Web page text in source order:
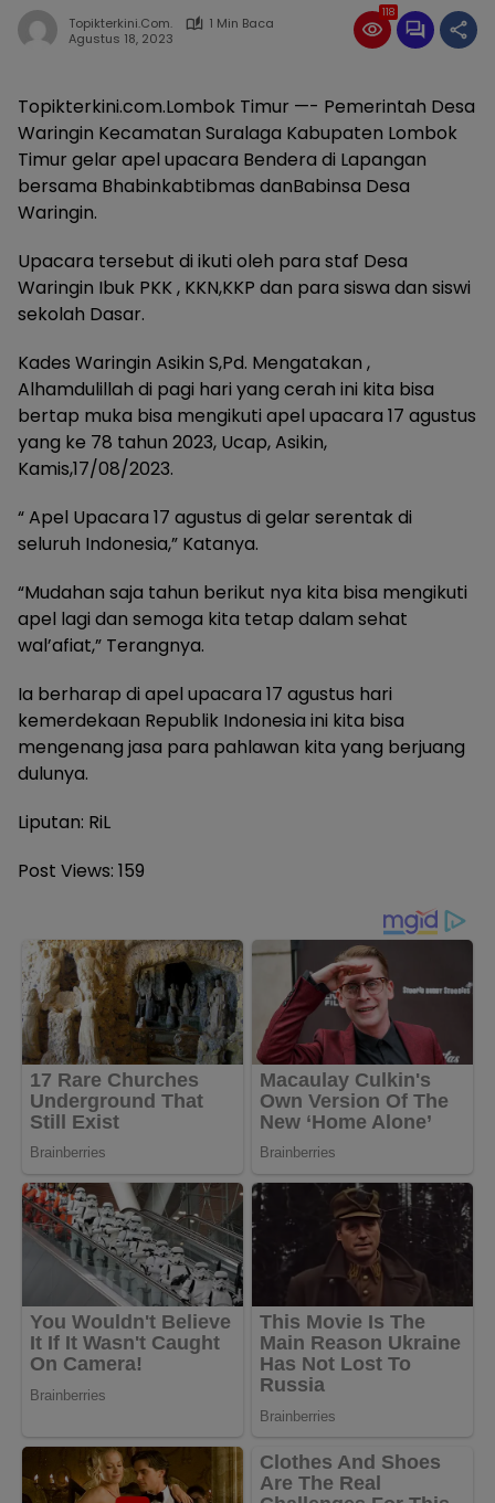
Topikterkini.com.
1 Min Baca
Agustus 18, 2023
118
Topikterkini.com.Lombok Timur —- Pemerintah Desa
Waringin Kecamatan Suralaga Kabupaten Lombok
Timur gelar apel upacara Bendera di Lapangan
bersama Bhabinkabtibmas danBabinsa Desa
Waringin.
Upacara tersebut di ikuti oleh para staf Desa
Waringin Ibuk PKK , KKN,KKP dan para siswa dan siswi
sekolah Dasar.
Kades Waringin Asikin S,Pd. Mengatakan ,
Alhamdulillah di pagi hari yang cerah ini kita bisa
bertap muka bisa mengikuti apel upacara 17 agustus
yang ke 78 tahun 2023, Ucap, Asikin,
Kamis,17/08/2023.
“ Apel Upacara 17 agustus di gelar serentak di
seluruh Indonesia,” Katanya.
“Mudahan saja tahun berikut nya kita bisa mengikuti
apel lagi dan semoga kita tetap dalam sehat
wal’afiat,” Terangnya.
Ia berharap di apel upacara 17 agustus hari
kemerdekaan Republik Indonesia ini kita bisa
mengenang jasa para pahlawan kita yang berjuang
dulunya.
Liputan: RiL
Post Views: 159